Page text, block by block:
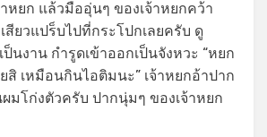
หยก แล้วมืออุ่นๆ ของเจ้าหยกคว้า
สียวแปร็บไปที่กระโปกเลยครับ ดู
ป็นงาน กำรูดเข้าออกเป็นจังหวะ “หยก
สิ เหมือนกินไอติมนะ” เจ้าหยกอ้าปาก
มโก่งตัวครับ ปากนุ่มๆ ของเจ้าหยก